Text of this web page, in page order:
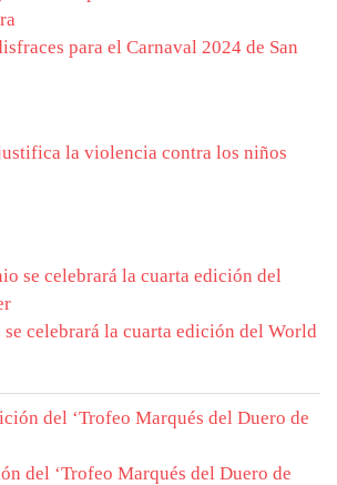
para el Carnaval 2024 de San
celebrará la cuarta edición del World
del ‘Trofeo Marqués del Duero de